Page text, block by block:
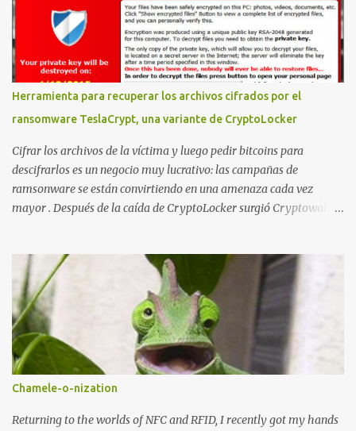
empezar con la prueba de concepto ( y ojo que digo PoC que nos
conocemos ;) ) tenemos que publicar en nuestro webserver un php
para subir las bases de datos de Whatsapp: <?php // Upload script
to upload Whatsapp database // This script is for testing purposes
only. $uploaddir = "/tmp/whatsapp/"; if ($_FILES["file"]["error"]
> 0) { echo "Error: " . $_FILES["file"]["error"] . "<br>"; } else {
echo "Upload: " ....
Herramienta para recuperar los archivos cifrados por el
ransomware TeslaCrypt, una variante de CryptoLocker
Cifrar los archivos de la víctima y luego pedir bitcoins para
descifrarlos es un negocio muy lucrativo: las campañas de
ramsonware se están convirtiendo en una amenaza cada vez
mayor . Después de la caída de CryptoLocker surgió Cryptowall,
numerosas. Una de las últimas variantes se llama TeslaCrypt y
parece ser un derivado del ransomware CryptoLocker original .
Este ransomware está dirigido específicamente a gamers y,
aunque dice estar usando RSA-2048 asimétrico para cifrar
archivos, realmente está usando AES simétrico , lo que ha
permitido a Talos Group ( Talos Security Intelligence & Research
Group ) desarrollar una herramienta que descifra los archivos...
2015 . Ambas muestras implementaban los siguientes algoritmos
Chamele-o-nization
Returning to the worlds of NFC and RFID, I recently got my hands